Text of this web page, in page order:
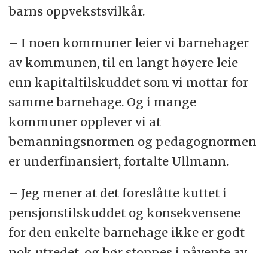
barns oppvekstsvilkår.
– I noen kommuner leier vi barnehager
av kommunen, til en langt høyere leie
enn kapitaltilskuddet som vi mottar for
samme barnehage. Og i mange
kommuner opplever vi at
bemanningsnormen og pedagognormen
er underfinansiert, fortalte Ullmann.
– Jeg mener at det foreslåtte kuttet i
pensjonstilskuddet og konsekvensene
for den enkelte barnehage ikke er godt